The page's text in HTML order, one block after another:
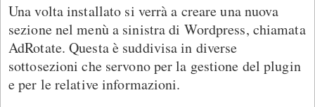
Una volta installato si verrà a creare una nuova
sezione nel menù a sinistra di Wordpress, chiamata
AdRotate. Questa è suddivisa in diverse
sottosezioni che servono per la gestione del plugin
e per le relative informazioni.